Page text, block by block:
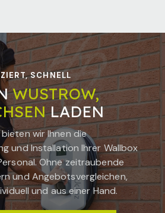
SCHNELL
WUSTROW,
LADEN
wir Ihnen die
und Installation Ihrer Wallbox
Ohne zeitraubende
und Angebotsvergleichen,
und aus einer Hand.